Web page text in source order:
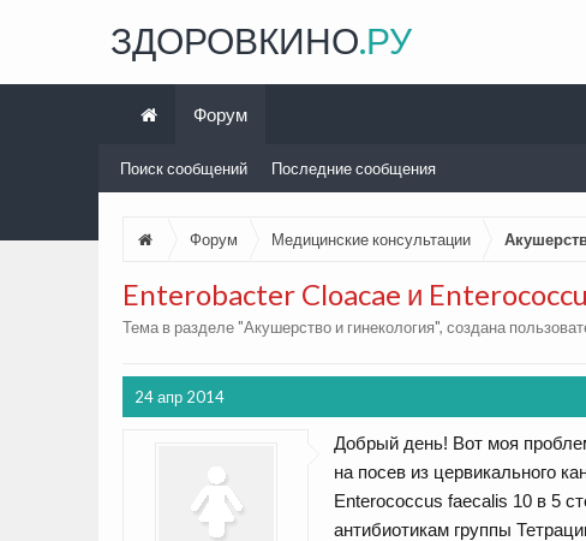
Форум Медицинские консультации
Enterobacter Cloacae и
Тема в разделе "Акушерство и гинекология", создана
24 апр 2014
Добрый день! Вот моя
на посев из цервикального
Enterococcus faecalis 10 в 5
антибиотикам группы
ЗДОРОВКИНО.РУ
Форум
Поиск сообщений Последние сообщения